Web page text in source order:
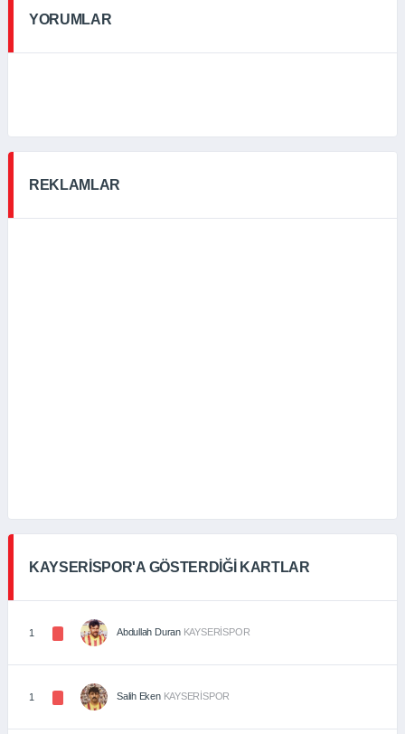
YORUMLAR
REKLAMLAR
KAYSERİSPOR'A GÖSTERDİĞİ KARTLAR
1 Abdullah DuranKAYSERİSPOR
1 Salih EkenKAYSERİSPOR